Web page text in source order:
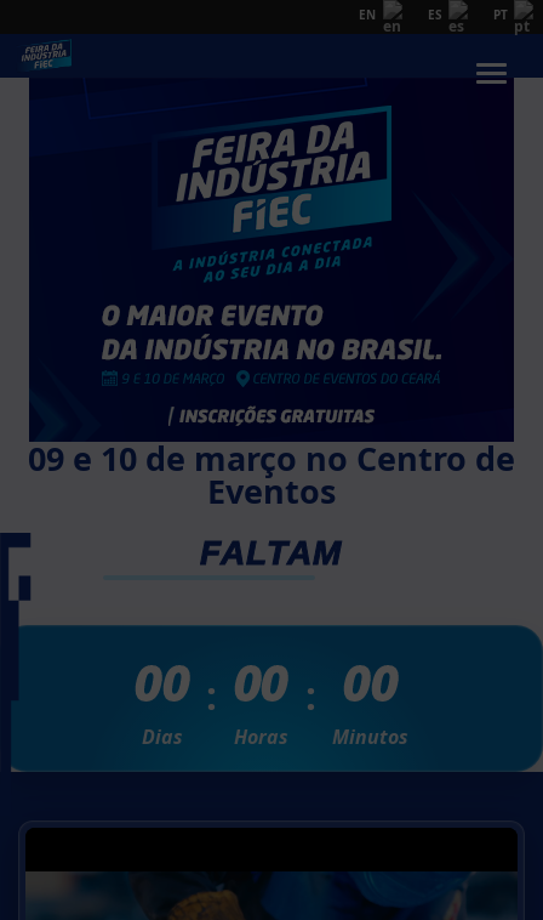
EN ES PT
09 e 10 de março no Centro de
Eventos
FALTAM
00
Dias
00
Horas
00
Minutos
Vídeo